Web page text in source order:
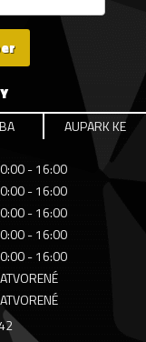
AUPARK KE
- 16:00
- 16:00
- 16:00
- 16:00
- 16:00